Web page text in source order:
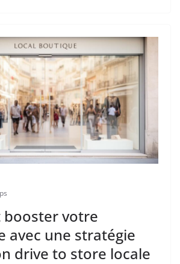
booster votre
avec une stratégie
drive to store locale